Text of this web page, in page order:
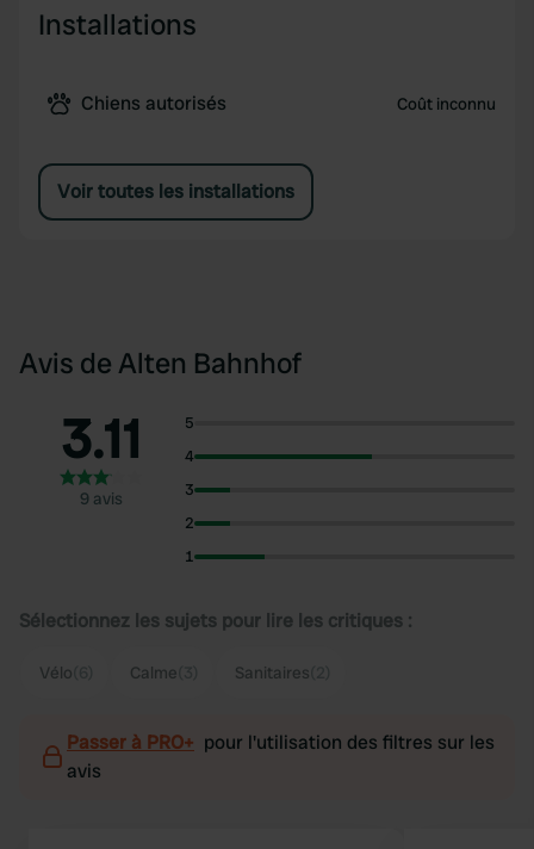
Installations
Chiens autorisés Coût inconnu
Voir toutes les installations
Avis de Alten Bahnhof
3.11
9 avis
5
4
3
2
1
Sélectionnez les sujets pour lire les critiques :
Vélo Calme Sanitaires
Passer à PRO+ pour l'utilisation des filtres sur les
avis